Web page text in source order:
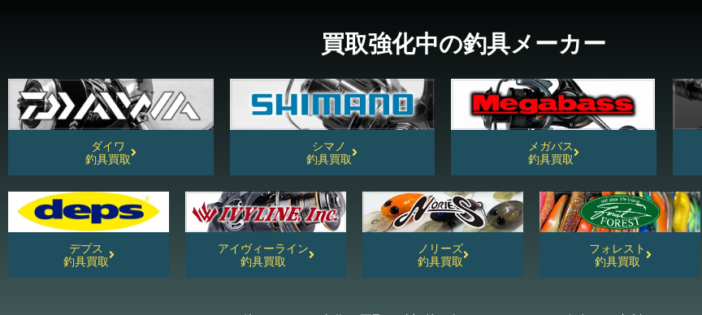
買取強化中の釣具メーカー
ダイワ
釣具買取
シマノ
釣具買取
メガバス
釣具買取
デプス
釣具買取
アイヴィーライン
釣具買取
ノリーズ
釣具買取
フォレスト
釣具買取